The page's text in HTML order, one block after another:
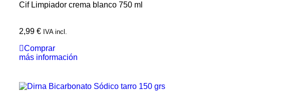
Cif Limpiador crema blanco 750 ml
2,99 € IVA incl.
Comprar
más información